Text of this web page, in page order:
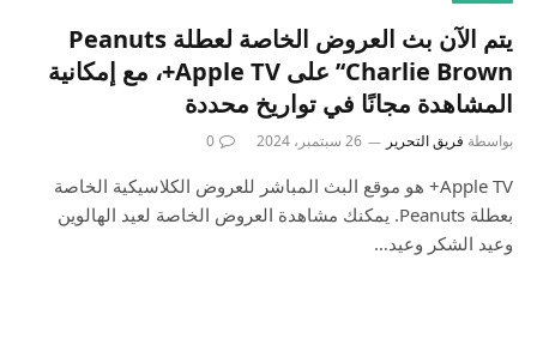
يتم الآن بث العروض الخاصة لعطلة Peanuts
‘Charlie Brown’ على Apple TV+، مع إمكانية
المشاهدة مجانًا في تواريخ محددة
بواسطة فريق التحرير 26 سبتمبر، 2024 0
Apple TV+ هو موقع البث المباشر للعروض الكلاسيكية الخاصة
بعطلة Peanuts. يمكنك مشاهدة العروض الخاصة لعيد الهالوين
وعيد الشكر وعيد…